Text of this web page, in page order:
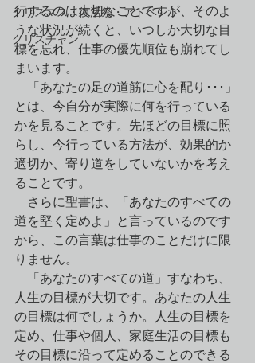
クリスマス・復活祭・アドベント
クリスチャン
行するのは大切なことですが、そのよ
うな状況が続くと、いつしか大切な目
標を忘れ、仕事の優先順位も崩れてし
まいます。
「あなたの足の道筋に心を配り･･･」
とは、今自分が実際に何を行っている
かを見ることです。先ほどの目標に照
らし、今行っている方法が、効果的か
適切か、寄り道をしていないかを考え
ることです。
さらに聖書は、「あなたのすべての
道を堅く定めよ」と言っているのです
から、この言葉は仕事のことだけに限
りません。
「あなたのすべての道」すなわち、
人生の目標が大切です。あなたの人生
の目標は何でしょうか。人生の目標を
定め、仕事や個人、家庭生活の目標も
その目標に沿って定めることのできる